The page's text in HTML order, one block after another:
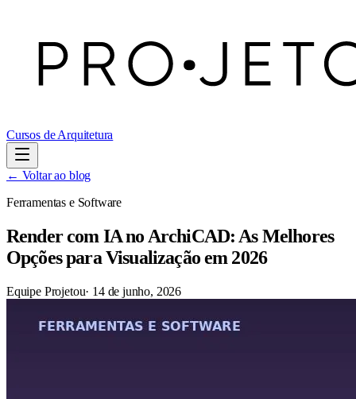
Cursos de Arquitetura
← Voltar ao blog
Ferramentas e Software
Render com IA no ArchiCAD: As Melhores
Opções para Visualização em 2026
Equipe Projetou· 14 de junho, 2026